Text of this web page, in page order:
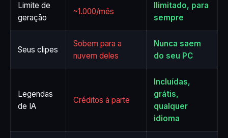
Limite de
geração
~1.000/mês
Ilimitado, para
sempre
Seus clipes
Sobem para a
nuvem deles
Nunca saem
do seu PC
Legendas
de IA
Créditos à parte
Incluídas,
grátis,
qualquer
idioma